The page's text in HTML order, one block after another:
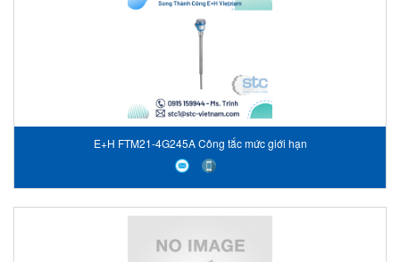
E+H FTM21-4G245A Công tắc mức giới hạn